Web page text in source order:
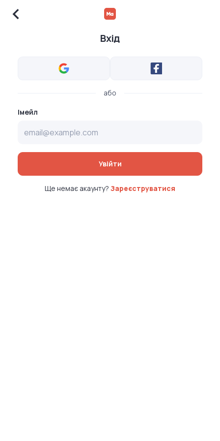
Вхід
або
Імейл
Увійти
Ще немає акаунту? Зареєструватися